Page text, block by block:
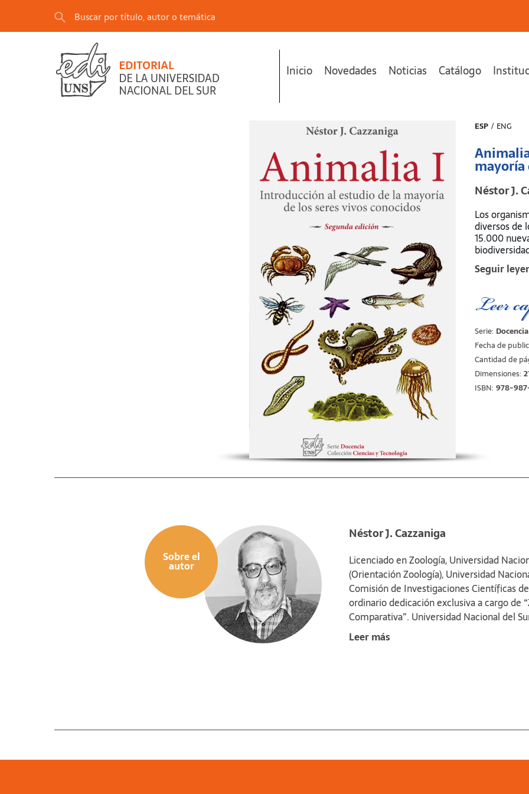
Inicio Novedades Noticias Catálogo
"Animalia I. Introducción al estudio de la mayoría de los seres vivos conocidos"se ha añadido a tu carrito.
ESP / ENG
mayoría
Néstor J.
Los
diversos de
15.000
recursos
existen?La
este
hasta el
sistemas
fósiles
científico.
exigen
poco
primera
Seguir
Leer
Serie: Docencia
Fecha de
Cantidad de
Dimensiones:
ISBN: 978-
Sobre el
autor
Néstor J. Cazzaniga
Licenciado en Zoología, Universidad
(Orientación Zoología), Universidad
Comisión de Investigaciones Científicas
ordinario dedicación exclusiva a cargo de
Comparativa”. Universidad Nacional del
Farmacia (Categoría en el Programa de
Consejo Directivo del Centro de
Vicepresidente de la Fundación Ezequiel
Leer más